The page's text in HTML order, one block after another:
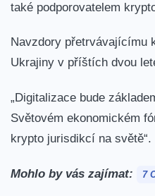
také podporovatelem
Navzdory přetrvávajícímu
Ukrajiny v příštích dvou
„Digitalizace bude
Světovém ekonomickém
krypto jurisdikcí na světě“.
Mohlo by vás zajímat: 7